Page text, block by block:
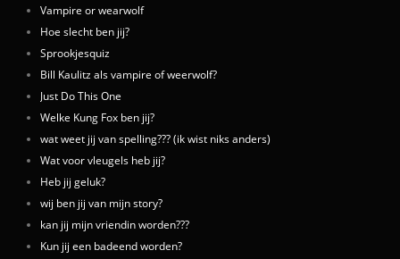
Vampire or wearwolf
Hoe slecht ben jij?
Sprookjesquiz
Bill Kaulitz als vampire of weerwolf?
Just Do This One
Welke Kung Fox ben jij?
wat weet jij van spelling??? (ik wist niks anders)
Wat voor vleugels heb jij?
Heb jij geluk?
wij ben jij van mijn story?
kan jij mijn vriendin worden???
Kun jij een badeend worden?